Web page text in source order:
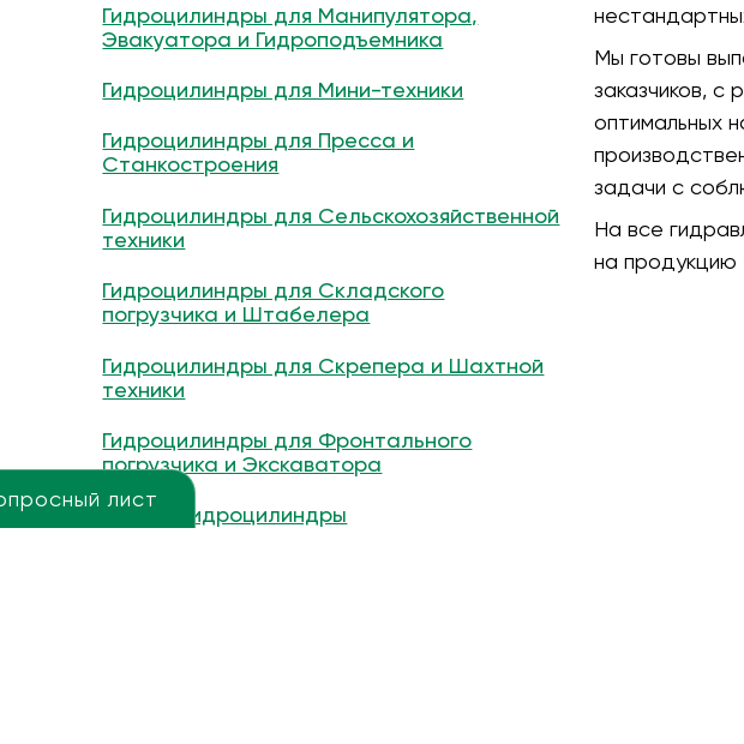
лист
Гидроцилиндры для Манипулятора,
Эвакуатора и Гидроподъемника
Гидроцилиндры для Мини-техники
Гидроцилиндры для Пресса и
Станкостроения
Гидроцилиндры для Сельскохозяйственной
техники
Гидроцилиндры для Складского
погрузчика и Штабелера
Гидроцилиндры для Скрепера и Шахтной
техники
Гидроцилиндры для Фронтального
погрузчика и Экскаватора
Другие гидроцилиндры
Мы готовы
заказчиков, с
оптимальных
задачи с
На все
на продукцию